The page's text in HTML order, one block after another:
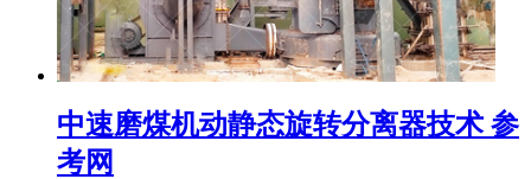
中速磨煤机动静态旋转分离器技术 参
考网